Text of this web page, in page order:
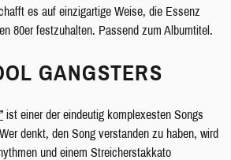
es auf einzigartige Weise, die Essenz
80er festzuhalten. Passend zum Albumtitel.
GANGSTERS
ist einer der eindeutig komplexesten Songs
denkt, den Song verstanden zu haben, wird
und einem Streicherstakkato